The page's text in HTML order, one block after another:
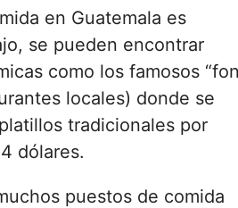
en Guatemala es
se pueden encontrar
como los famosos
locales) donde se
tradicionales por
dólares.
puestos de comida